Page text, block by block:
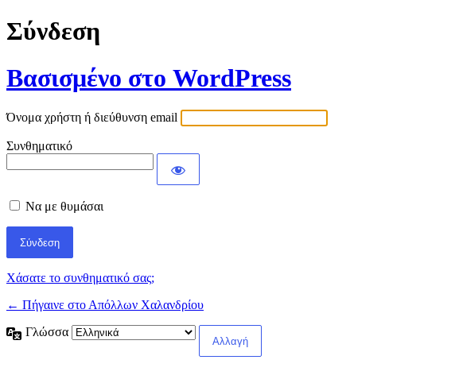
Σύνδεση
Βασισμένο στο WordPress
Όνομα χρήστη ή διεύθυνση email
Συνθηματικό
Να με θυμάσαι
Χάσατε το συνθηματικό σας;
← Πήγαινε στο Απόλλων Χαλανδρίου
Γλώσσα